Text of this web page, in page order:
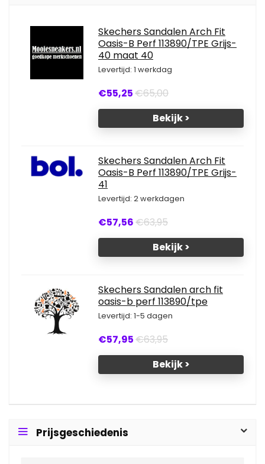
Skechers Sandalen Arch Fit
Oasis-B Perf 113890/TPE Grijs-
40 maat 40
Levertijd: 1 werkdag
€55,25€65,00
Bekijk >
Skechers Sandalen Arch Fit
Oasis-B Perf 113890/TPE Grijs-
41
Levertijd: 2 werkdagen
€57,56€63,95
Bekijk >
Skechers Sandalen arch fit
oasis-b perf 113890/tpe
Levertijd: 1-5 dagen
€57,95€63,95
Bekijk >
Prijsgeschiedenis